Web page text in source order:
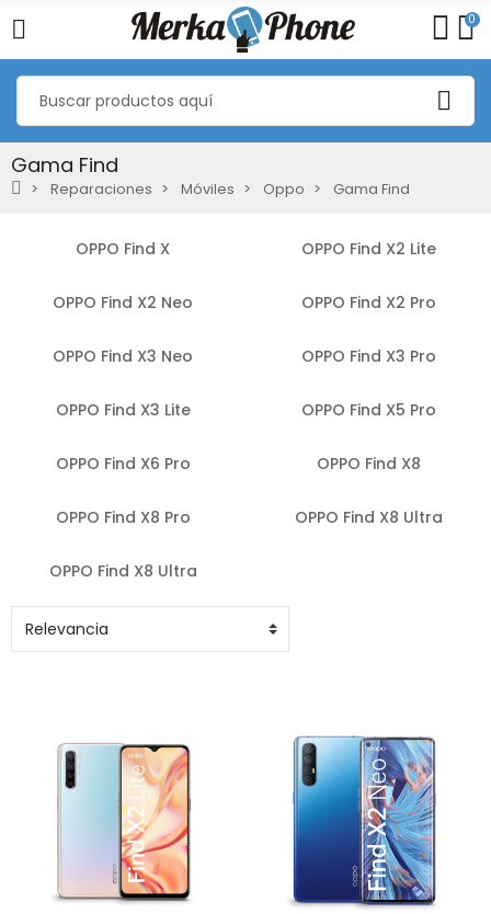
0
Gama Find
Reparaciones Móviles Oppo Gama Find
OPPO Find X OPPO Find X2 Lite
OPPO Find X2 Neo OPPO Find X2 Pro
OPPO Find X3 Neo OPPO Find X3 Pro
OPPO Find X3 Lite OPPO Find X5 Pro
OPPO Find X6 Pro OPPO Find X8
OPPO Find X8 Pro OPPO Find X8 Ultra
OPPO Find X8 Ultra